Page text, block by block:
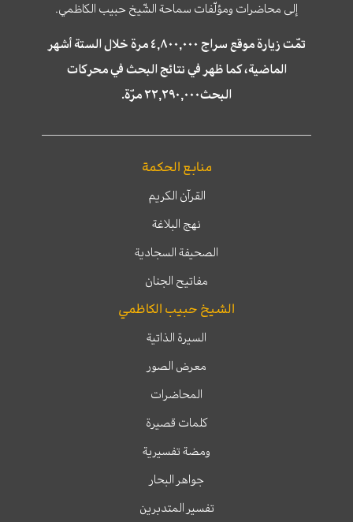
إلى محاضرات ومؤلّفات سماحة الشّيخ حبيب الكاظمي.
تمّت زيارة موقع سراج ٤,٨٠٠,٠٠٠ مرة خلال الستة أشهر
الماضية، كما ظهر في نتائج البحث في محركات
البحث٢٢,٢٩٠,٠٠٠ مرّة.
منابع الحكمة
القرآن الكريم
نهج البلاغة
الصحيفة السجادية
مفاتيح الجنان
الشيخ حبيب الكاظمي
السيرة الذاتية
معرض الصور
المحاضرات
كلمات قصيرة
ومضة تفسيرية
جواهر البحار
تفسير المتدبرين